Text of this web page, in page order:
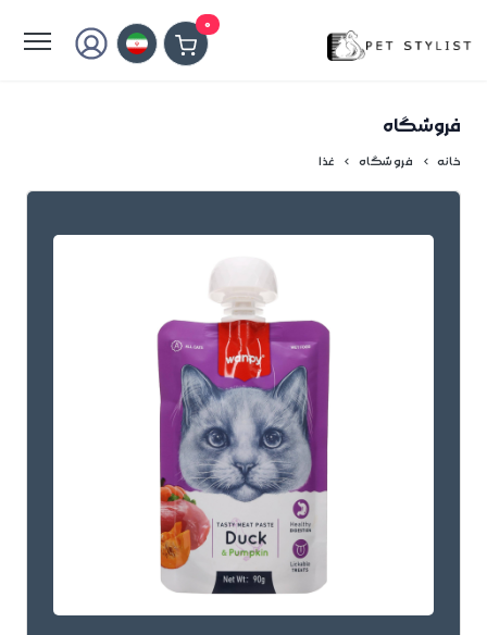
0
فروشگاه
خانه فروشگاه غذا